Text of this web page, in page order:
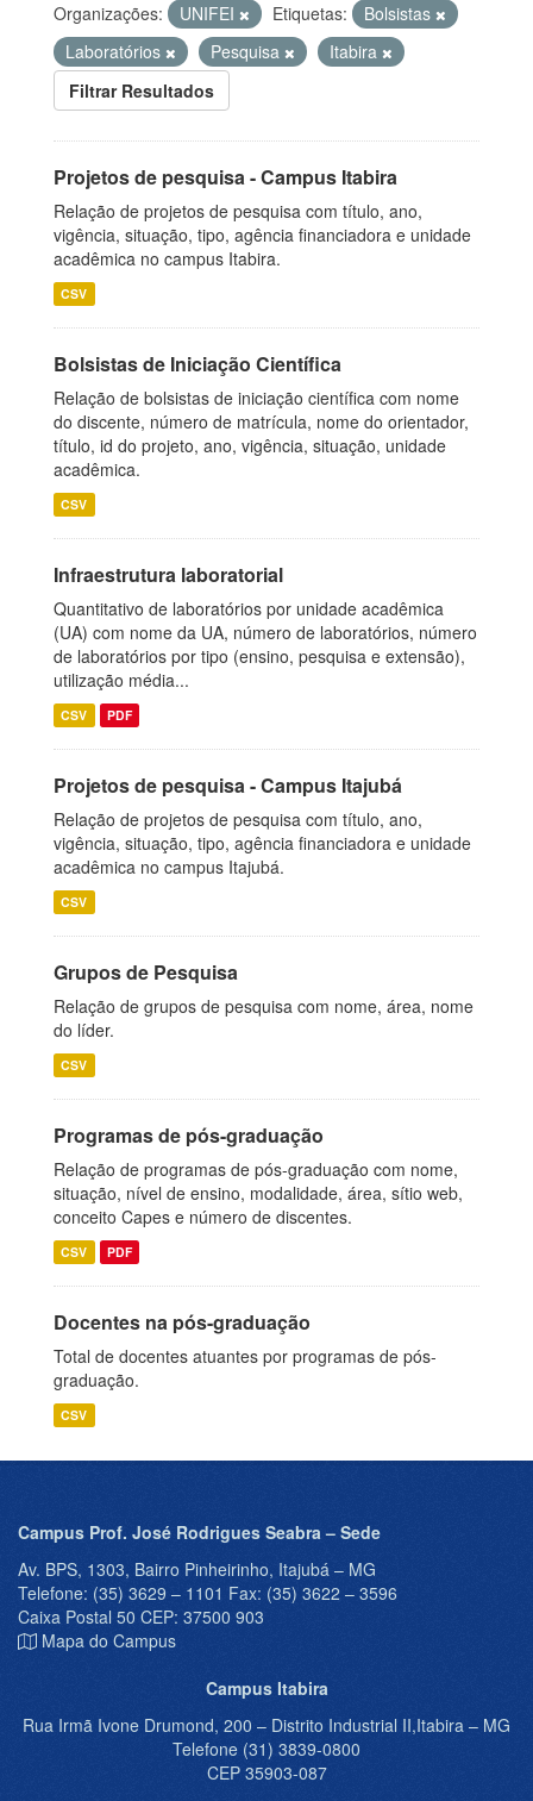
Organizações: UNIFEI Etiquetas:
Bolsistas
Laboratórios
Pesquisa
Itabira
Filtrar Resultados
Projetos de pesquisa - Campus Itabira
Relação de projetos de pesquisa com título, ano,
vigência, situação, tipo, agência financiadora e unidade
acadêmica no campus Itabira.
CSV
Bolsistas de Iniciação Científica
Relação de bolsistas de iniciação científica com nome
do discente, número de matrícula, nome do orientador,
título, id do projeto, ano, vigência, situação, unidade
acadêmica.
CSV
Infraestrutura laboratorial
Quantitativo de laboratórios por unidade acadêmica
(UA) com nome da UA, número de laboratórios, número
de laboratórios por tipo (ensino, pesquisa e extensão),
utilização média...
CSV PDF
Projetos de pesquisa - Campus Itajubá
Relação de projetos de pesquisa com título, ano,
vigência, situação, tipo, agência financiadora e unidade
acadêmica no campus Itajubá.
CSV
Grupos de Pesquisa
Relação de grupos de pesquisa com nome, área, nome
do líder.
CSV
Programas de pós-graduação
Relação de programas de pós-graduação com nome,
situação, nível de ensino, modalidade, área, sítio web,
conceito Capes e número de discentes.
CSV PDF
Docentes na pós-graduação
Total de docentes atuantes por programas de pós-
graduação.
CSV
Campus Prof. José Rodrigues Seabra – Sede
Av. BPS, 1303, Bairro Pinheirinho, Itajubá – MG
Telefone: (35) 3629 – 1101 Fax: (35) 3622 – 3596
Caixa Postal 50 CEP: 37500 903
Mapa do Campus
Campus Itabira
Rua Irmã Ivone Drumond, 200 – Distrito Industrial II,Itabira – MG
Telefone (31) 3839-0800
CEP 35903-087